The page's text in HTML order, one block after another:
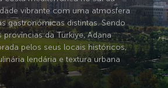
vibrante com uma atmosfera
gastronómicas distintas. Sendo
da Türkiye, Adana
pelos seus locais históricos,
lendária e textura urbana